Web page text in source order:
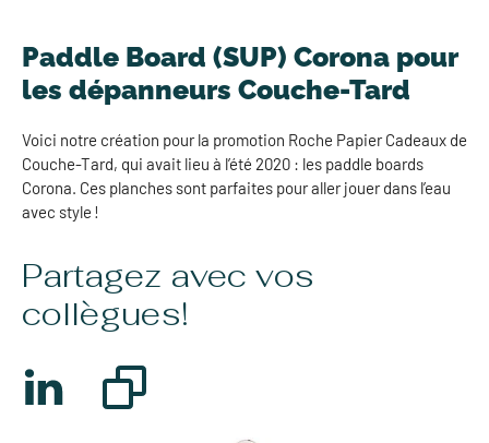
Paddle Board (SUP) Corona pour
les dépanneurs Couche-Tard
Voici notre création pour la promotion Roche Papier Cadeaux de
Couche-Tard, qui avait lieu à l’été 2020 : les paddle boards
Corona. Ces planches sont parfaites pour aller jouer dans l’eau
avec style !
Partagez avec vos
collègues!